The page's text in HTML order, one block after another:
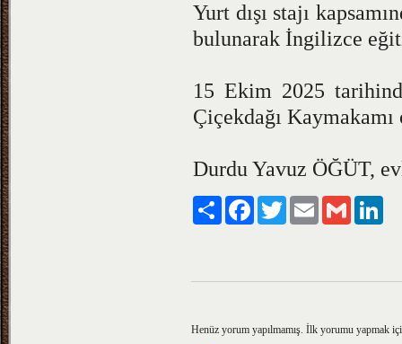
Yurt dışı stajı
bulunarak İngilizce
15 Ekim 2025
Çiçekdağı
Durdu Yavuz ÖĞÜT,
Paylaş FacebookTwitter Email Gmail
Henüz yorum yapılmamış. İlk yorumu yapmak